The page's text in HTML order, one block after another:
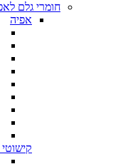
חומרי גלם
אפיה